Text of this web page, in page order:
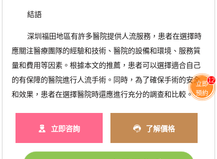
結語
深圳福田地區有許多醫院提供人流服務，患者在選擇時
應關注醫療團隊的經驗和技術、醫院的設備和環境、服務質
量和費用等因素。根據本文的推薦，患者可以選擇適合自己
的有保障的醫院進行人流手術。同時，為了確保手術的安全
和效果，患者在選擇醫院時還應進行充分的調查和比較。
立即咨詢 了解價格
立即
預約
12